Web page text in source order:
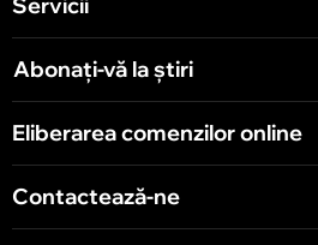
Chișinău
Abonați-vă la știri
Eliberarea comenzilor online
Contactează-ne